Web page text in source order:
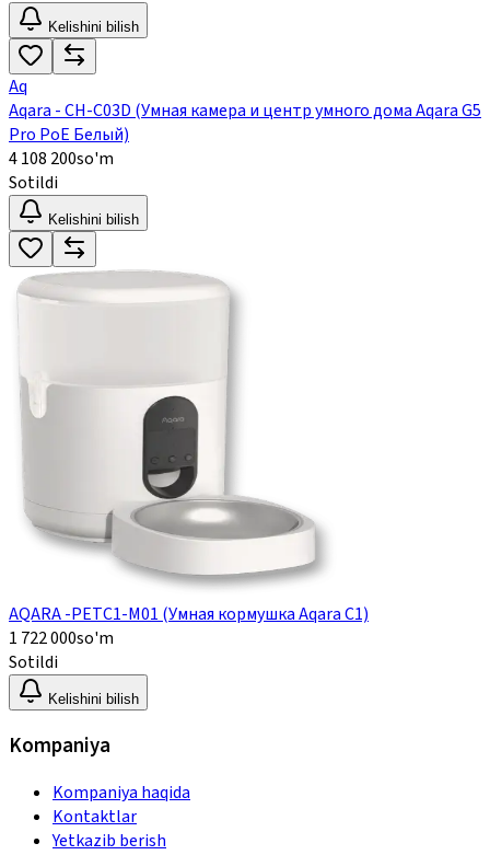
Kelishini bilish
Aq
Aqara - CH-C03D (Умная камера и центр умного дома Aqara G5
Pro PoE Белый)
4 108 200so'm
Sotildi
Kelishini bilish
AQARA -PETC1-M01 (Умная кормушка Aqara C1)
1 722 000so'm
Sotildi
Kelishini bilish
Kompaniya
Kompaniya haqida
Kontaktlar
Yetkazib berish